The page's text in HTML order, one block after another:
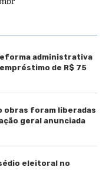
administrativa
de R$ 75
obras foram liberadas
geral anunciada
eleitoral no